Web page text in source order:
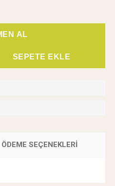
ÖDEME SEÇENEKLERI